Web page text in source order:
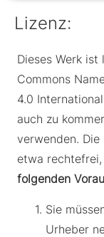
Lizenz:
Dieses Werk
Commons
4.0
auch zu
verwenden.
etwa rechtefrei,
folgenden
Sie
Urheber